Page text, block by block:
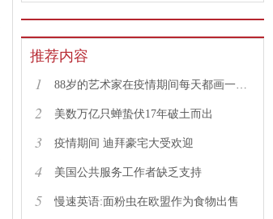
推荐内容
1 88岁的艺术家在疫情期间每天都画一幅画
2 美数万亿只蝉蛰伏17年破土而出
3 疫情期间 迪拜豪宅大受欢迎
4 美国公共服务工作者缺乏支持
5 慢速英语:面粉虫在欧盟作为食物出售